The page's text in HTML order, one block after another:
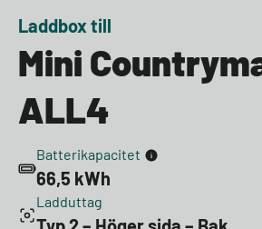
Laddbox till
Mini
ALL4
Batterikapacitet
66,5 kWh
Ladduttag